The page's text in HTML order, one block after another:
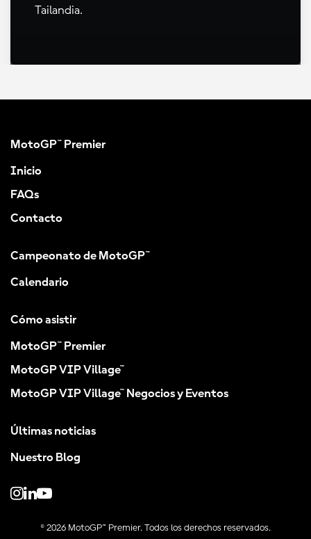
Tailandia.
MotoGP™ Premier
Inicio
FAQs
Contacto
Campeonato de MotoGP™
Calendario
Cómo asistir
MotoGP™ Premier
MotoGP VIP Village™
MotoGP VIP Village™ Negocios y Eventos
Últimas noticias
Nuestro Blog
© 2026 MotoGP™ Premier. Todos los derechos reservados.